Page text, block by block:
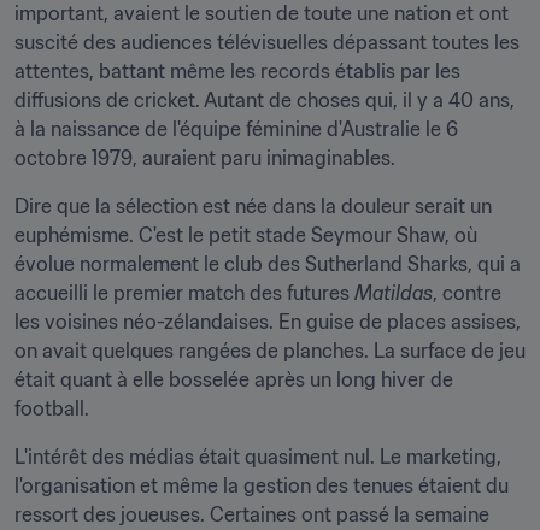
important, avaient le soutien de toute une nation et ont
suscité des audiences télévisuelles dépassant toutes les
attentes, battant même les records établis par les
diffusions de cricket. Autant de choses qui, il y a 40 ans,
à la naissance de l'équipe féminine d'Australie le 6
octobre 1979, auraient paru inimaginables.
Dire que la sélection est née dans la douleur serait un
euphémisme. C'est le petit stade Seymour Shaw, où
évolue normalement le club des Sutherland Sharks, qui a
accueilli le premier match des futures Matildas, contre
les voisines néo-zélandaises. En guise de places assises,
on avait quelques rangées de planches. La surface de jeu
était quant à elle bosselée après un long hiver de
football.
L'intérêt des médias était quasiment nul. Le marketing,
l'organisation et même la gestion des tenues étaient du
ressort des joueuses. Certaines ont passé la semaine